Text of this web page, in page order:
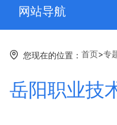
网站导航
您现在的位置： 首页>专
岳阳职业技